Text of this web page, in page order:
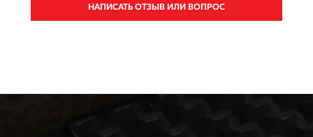
НАПИСАТЬ ОТЗЫВ ИЛИ ВОПРОС